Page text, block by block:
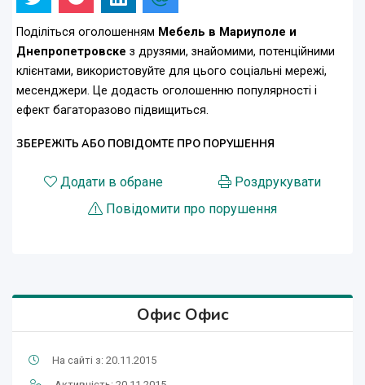
Поділіться оголошенням Мебель в Мариуполе и
Днепропетровске з друзями, знайомими, потенційними
клієнтами, використовуйте для цього соціальні мережі,
месенджери. Це додасть оголошенню популярності і
ефект багаторазово підвищиться.
ЗБЕРЕЖІТЬ АБО ПОВІДОМТЕ ПРО ПОРУШЕННЯ
Додати в обране
Роздрукувати
Повідомити про порушення
Офис Офис
На сайті з: 20.11.2015